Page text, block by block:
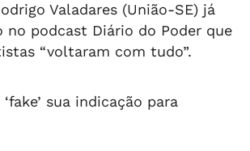
Valadares (União-SE) já
no podcast Diário do Poder que
“voltaram com tudo”.
sua indicação para